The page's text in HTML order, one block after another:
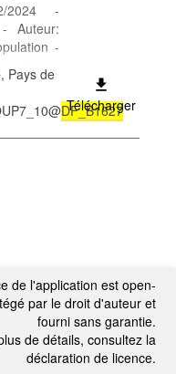
2024 -
Auteur:
-
-
sexe,
Pays de
DF_B1627
Télécharger
de l'application est open-
par le droit d'auteur et
fourni sans garantie.
de détails, consultez la
déclaration de licence.